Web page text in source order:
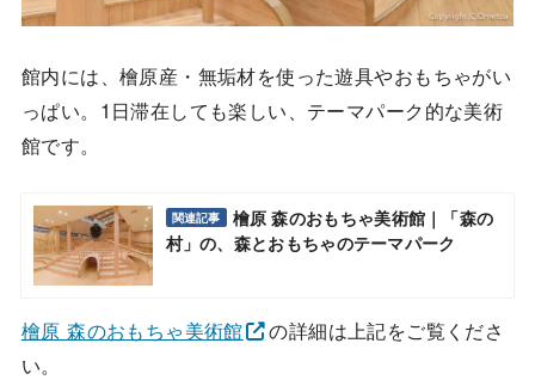
館内には、檜原産・無垢材を使った遊具やおもちゃがい
っぱい。1日滞在しても楽しい、テーマパーク的な美術
館です。
関連記事
檜原 森のおもちゃ美術館｜「森の
村」の、森とおもちゃのテーマパーク
檜原 森のおもちゃ美術館
の詳細は上記をご覧くださ
い。